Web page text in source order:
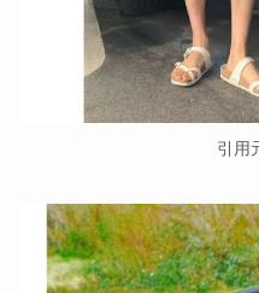
引用